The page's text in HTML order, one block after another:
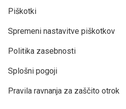
Piškotki
Spremeni nastavitve piškotkov
Politika zasebnosti
Splošni pogoji
Pravila ravnanja za zaščito otrok